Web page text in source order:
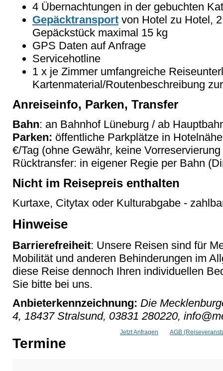
4 Übernachtungen in der gebuchten
Gepäcktransport von Hotel zu Hotel,
Gepäckstück maximal 15 kg
GPS Daten auf Anfrage
Servicehotline
1 x je Zimmer umfangreiche
Kartenmaterial/Routenbeschreibung
Anreiseinfo, Parken, Transfer
Bahn: an Bahnhof Lüneburg / ab
Parken: öffentliche Parkplätze in
€/Tag (ohne Gewähr, keine
Rücktransfer: in eigener Regie per Bahn
Nicht im Reisepreis enthalten
Kurtaxe, Citytax oder Kulturabgabe -
Hinweise
Barrierefreiheit: Unsere Reisen sind für
Mobilität und anderen Behinderungen im
diese Reise dennoch Ihren individuellen
Sie bitte bei uns.
Anbieterkennzeichnung: Die
4, 18437 Stralsund, 03831 280220,
Jetzt Anfragen AGB
Termine